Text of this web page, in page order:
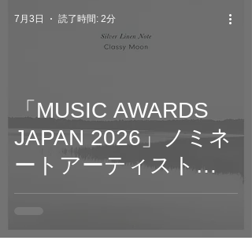
『Timeless Meadow』
7月10日配信開始
「MUSIC AWARDS
JAPAN 2026」ノミネ
ートアーティスト
Classy Moonが贈る。
7月3日 読了時間: 2分